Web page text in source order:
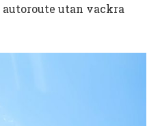
utan vackra